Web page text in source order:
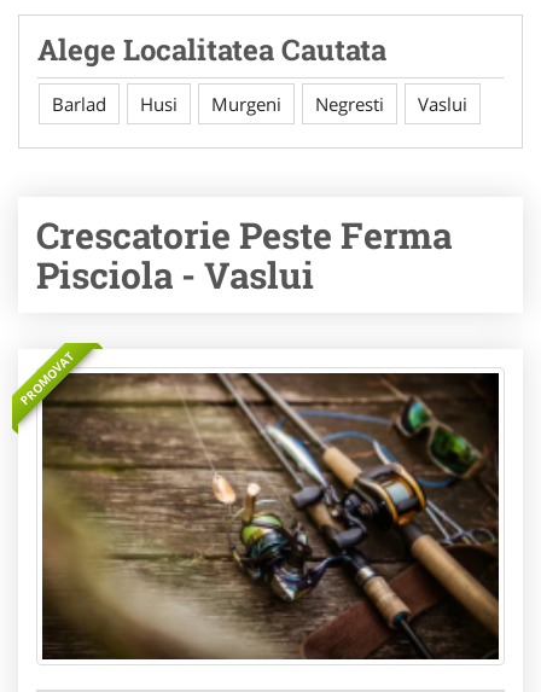
Alege Localitatea Cautata
Barlad Husi Murgeni Negresti Vaslui
Crescatorie Peste Ferma
Pisciola - Vaslui
PROMOVAT